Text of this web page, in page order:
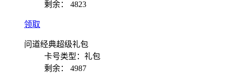
剩余：
4823
领取
问道经典超级礼包
卡号类型：礼包
剩余：
4987